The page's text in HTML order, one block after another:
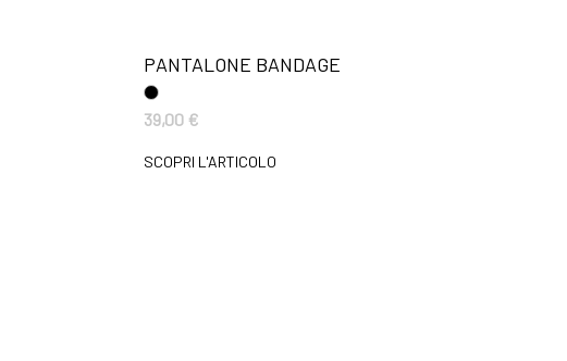
PANTALONE BANDAGE
39,00 €
SCOPRI L'ARTICOLO